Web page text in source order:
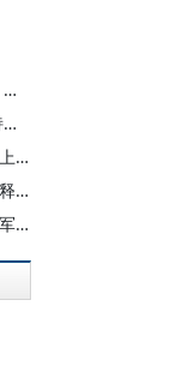
罗平汉 高安益：开创新局的伟大远征：红军长征实现战略大转移及其历史意义
何羽茜 李包庚：毛泽东与长征革命史诗的叙事建构——基于概念史的视角
蒋建农：民主集中制的光芒——长征路上中国共产党的团结统一
何友良：知情几许：长征决策的形成与释疑
石仲泉：周恩来与遵义会议的召开和红军长征的伟大胜利